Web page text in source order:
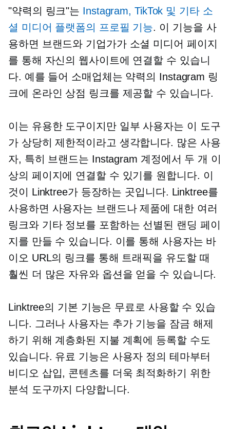
"약력의 링크"는 Instagram, TikTok 및 기타 소
셜 미디어 플랫폼의 프로필 기능. 이 기능을 사
용하면 브랜드와 기업가가 소셜 미디어 페이지
를 통해 자신의 웹사이트에 연결할 수 있습니
다. 예를 들어 소매업체는 약력의 Instagram 링
크에 온라인 상점 링크를 제공할 수 있습니다.
이는 유용한 도구이지만 일부 사용자는 이 도구
가 상당히 제한적이라고 생각합니다. 많은 사용
자, 특히 브랜드는 Instagram 계정에서 두 개 이
상의 페이지에 연결할 수 있기를 원합니다. 이
것이 Linktree가 등장하는 곳입니다. Linktree를
사용하면 사용자는 브랜드나 제품에 대한 여러
링크와 기타 정보를 포함하는 선별된 랜딩 페이
지를 만들 수 있습니다. 이를 통해 사용자는 바
이오 URL의 링크를 통해 트래픽을 유도할 때
훨씬 더 많은 자유와 옵션을 얻을 수 있습니다.
Linktree의 기본 기능은 무료로 사용할 수 있습
니다. 그러나 사용자는 추가 기능을 잠금 해제
하기 위해 계층화된 지불 계획에 등록할 수도
있습니다. 유료 기능은 사용자 정의 테마부터
비디오 삽입, 콘텐츠를 더욱 최적화하기 위한
분석 도구까지 다양합니다.